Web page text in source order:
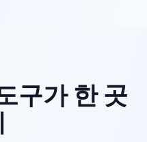
구가 한 곳